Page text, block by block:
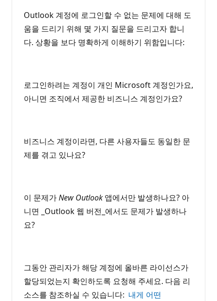
Outlook 계정에 로그인할 수 없는 문제에 대해 도
움을 드리기 위해 몇 가지 질문을 드리고자 합니
다. 상황을 보다 명확하게 이해하기 위함입니다:
로그인하려는 계정이 개인 Microsoft 계정인가요,
아니면 조직에서 제공한 비즈니스 계정인가요?
비즈니스 계정이라면, 다른 사용자들도 동일한 문
제를 겪고 있나요?
이 문제가New Outlook 앱에서만 발생하나요? 아
니면 _Outlook 웹 버전_에서도 문제가 발생하나
요?
그동안 관리자가 해당 계정에 올바른 라이선스가
할당되었는지 확인하도록 요청해 주세요. 다음 리
소스를 참조하실 수 있습니다: 내게 어떤